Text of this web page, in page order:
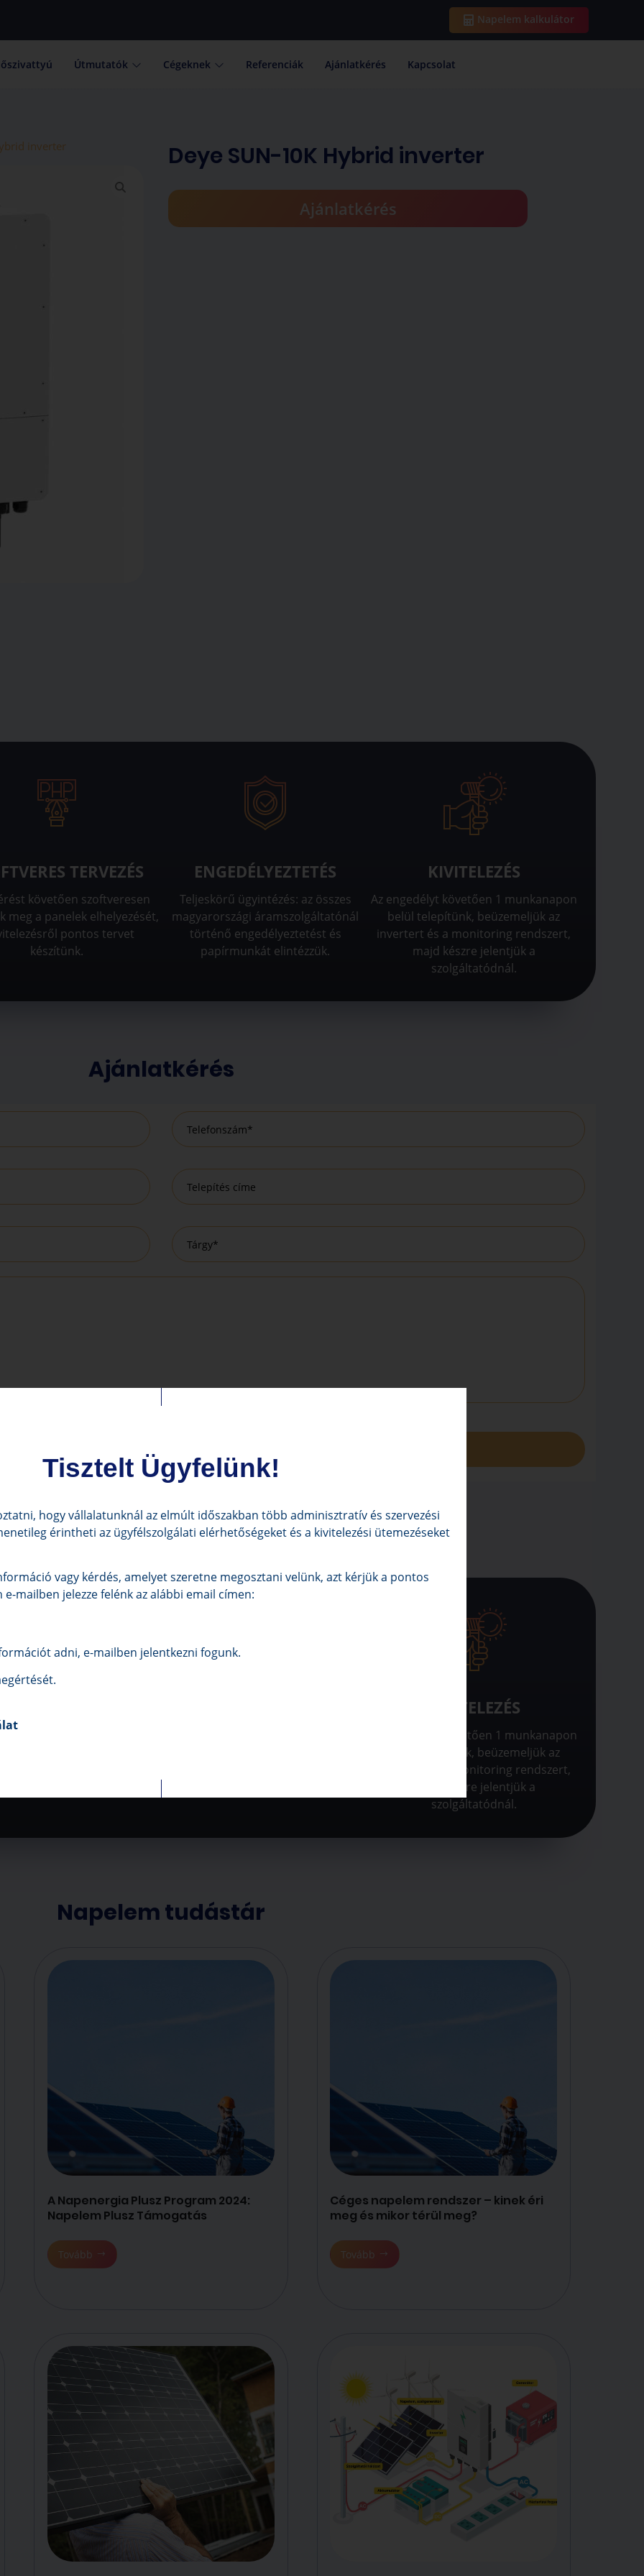
Napelem kalkulátor
Útmutatók Cégeknek Referenciák Ajánlatkérés Kapcsolat
inverter Deye SUN-10K Hybrid inverter
Ajánlatkérés
TERVEZÉS
követően szoftveresen
meg a panelek elhelyezését,
pontos tervet
készítünk.
ENGEDÉLYEZTETÉS
Teljeskörű ügyintézés: az összes
magyarországi áramszolgáltatónál
történő engedélyeztetést és
papírmunkát elintézzük.
KIVITELEZÉS
Az engedélyt követően 1 munkanapon
belül telepítünk, beüzemeljük az
invertert és a monitoring rendszert,
majd készre jelentjük a
szolgáltatódnál.
Ajánlatkérés
követően szoftveresen
KIVITELEZÉS
Az engedélyt követően 1 munkanapon
belül telepítünk, beüzemeljük az
invertert és a monitoring rendszert,
majd készre jelentjük a
szolgáltatódnál.
Napelem tudástár
A Napenergia Plusz Program 2024:
Napelem Plusz Támogatás
Tovább
Céges napelem rendszer – kinek éri
meg és mikor térül meg?
Tovább
Tisztelt Ügyfelünk!
hogy vállalatunknál az elmúlt időszakban több adminisztratív és szervezési
érintheti az ügyfélszolgálati elérhetőségeket és a kivitelezési ütemezéseket
vagy kérdés, amelyet szeretne megosztani velünk, azt kérjük a pontos
mailben jelezze felénk az alábbi email címen:
adni, e-mailben jelentkezni fogunk.